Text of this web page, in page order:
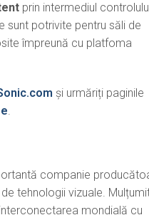
prin intermediul
sunt potrivite pentru săli de
împreună cu platfoma
și urmăriți paginile
.
companie
tehnologii vizuale.
mondială cu